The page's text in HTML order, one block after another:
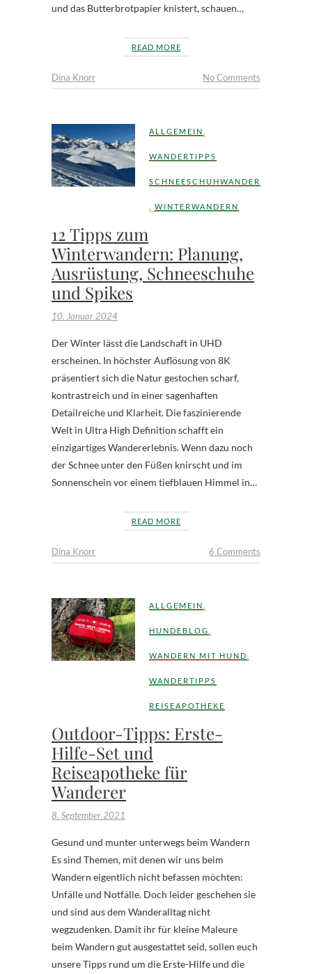
und das Butterbrotpapier knistert, schauen…
READ MORE
Dina Knorr No Comments
ALLGEMEIN
WANDERTIPPS
SCHNEESCHUHWANDERUNG
WINTERWANDERN
12 Tipps zum
Winterwandern: Planung,
Ausrüstung, Schneeschuhe
und Spikes
10. Januar 2024
Der Winter lässt die Landschaft in UHD
erscheinen. In höchster Auflösung von 8K
präsentiert sich die Natur gestochen scharf,
kontrastreich und in einer sagenhaften
Detailreiche und Klarheit. Die faszinierende
Welt in Ultra High Definition schafft ein
einzigartiges Wandererlebnis. Wenn dazu noch
der Schnee unter den Füßen knirscht und im
Sonnenschein vor einem tiefblauen Himmel in…
READ MORE
Dina Knorr 6 Comments
ALLGEMEIN
HUNDEBLOG
WANDERN MIT HUND
WANDERTIPPS
REISEAPOTHEKE
Outdoor-Tipps: Erste-
Hilfe-Set und
Reiseapotheke für
Wanderer
8. September 2021
Gesund und munter unterwegs beim Wandern
Es sind Themen, mit denen wir uns beim
Wandern eigentlich nicht befassen möchten:
Unfälle und Notfälle. Doch leider geschehen sie
und sind aus dem Wanderalltag nicht
wegzudenken. Damit ihr für kleine Maleure
beim Wandern gut ausgestattet seid, sollen euch
unsere Tipps rund um die Erste-Hilfe und die